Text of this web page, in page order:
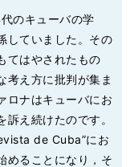
のキューバの学
していました。その
てはやされたもの
考え方に批判が集ま
ロナはキューバにお
え続けたのです。
de Cuba”にお
めることになり，そ